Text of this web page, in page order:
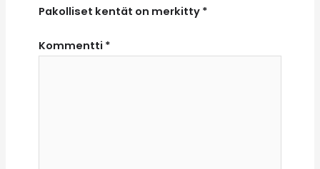
Pakolliset kentät on merkitty *
Kommentti *